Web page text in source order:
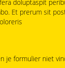
doluptaspit
Et prerum sit
je formulier niet